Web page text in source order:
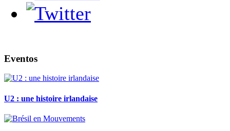
Eventos
U2 : une histoire irlandaise